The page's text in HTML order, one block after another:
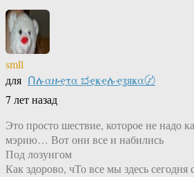
smll
для Ոሉαዙҿτα ಭҿҝҿሉҿʓяҝα〄
7 лет назад
Это просто шествие, которое не надо
мэрию… Вот они все и набились
Под лозунгом
Как здорово, чТо все мы здесь сегодня